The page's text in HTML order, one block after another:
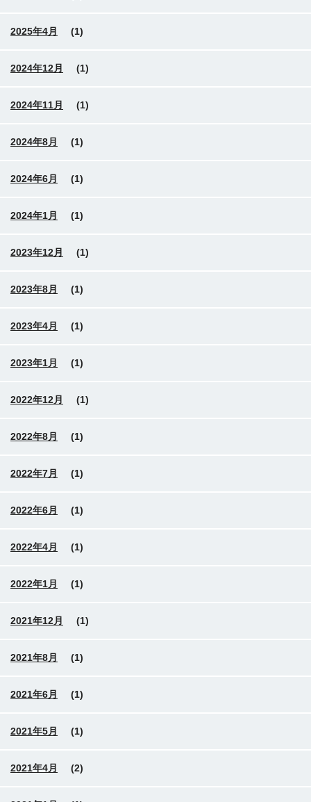
2025年4月 (1)
2024年12月 (1)
2024年11月 (1)
2024年8月 (1)
2024年6月 (1)
2024年1月 (1)
2023年12月 (1)
2023年8月 (1)
2023年4月 (1)
2023年1月 (1)
2022年12月 (1)
2022年8月 (1)
2022年7月 (1)
2022年6月 (1)
2022年4月 (1)
2022年1月 (1)
2021年12月 (1)
2021年8月 (1)
2021年6月 (1)
2021年5月 (1)
2021年4月 (2)